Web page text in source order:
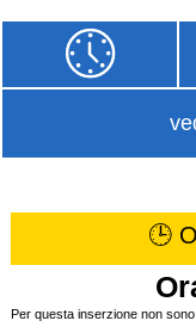
🕒
Per questa inserzione non